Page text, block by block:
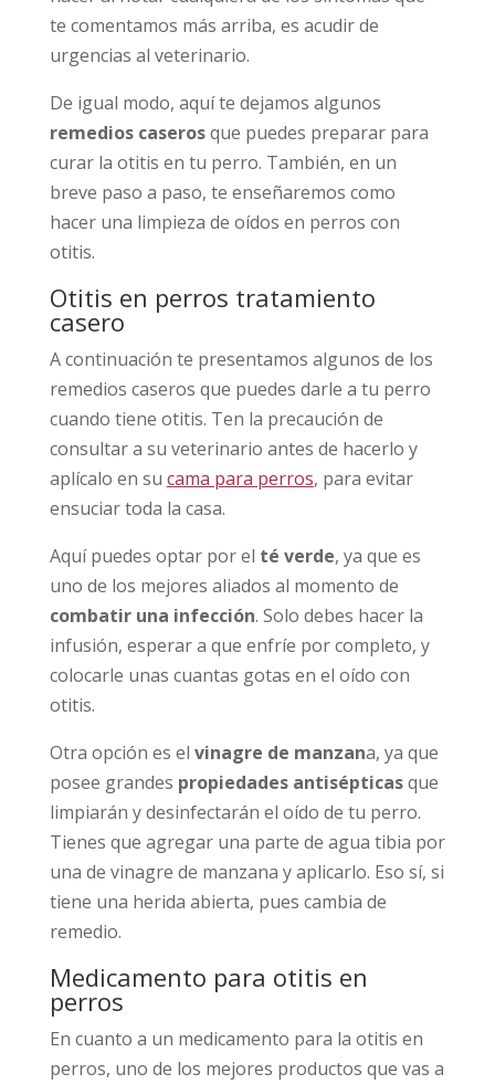
te comentamos más arriba, es acudir de
urgencias al veterinario.
De igual modo, aquí te dejamos algunos
remedios caserosque puedes preparar para
curar la otitis en tu perro. También, en un
breve paso a paso, te enseñaremos como
hacer una limpieza de oídos en perros con
otitis.
Otitis en perros tratamiento
casero
A continuación te presentamos algunos de los
remedios caseros que puedes darle a tu perro
cuando tiene otitis. Ten la precaución de
consultar a su veterinario antes de hacerlo y
aplícalo en su cama para perros, para evitar
ensuciar toda la casa.
Aquí puedes optar por el té verde, ya que es
uno de los mejores aliados al momento de
combatir una infección. Solo debes hacer la
infusión, esperar a que enfríe por completo, y
colocarle unas cuantas gotas en el oído con
otitis.
Otra opción es el vinagre de manzana, ya que
posee grandes propiedades antisépticasque
limpiarán y desinfectarán el oído de tu perro.
Tienes que agregar una parte de agua tibia por
una de vinagre de manzana y aplicarlo. Eso sí, si
tiene una herida abierta, pues cambia de
remedio.
Medicamento para otitis en
perros
En cuanto a un medicamento para la otitis en
perros, uno de los mejores productos que vas a